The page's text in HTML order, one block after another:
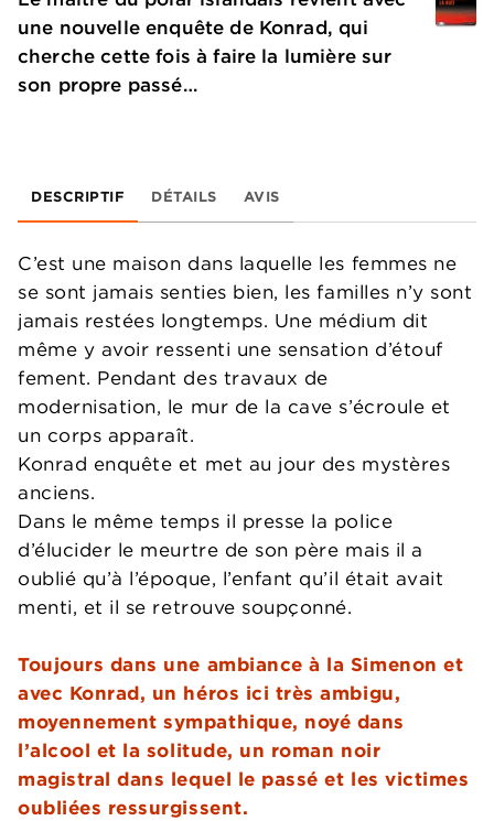
une nouvelle enquête de Konrad, qui
cherche cette fois à faire la lumière sur
son propre passé…
DESCRIPTIF DÉTAILS AVIS
C’est une maison dans laquelle les femmes ne
se sont jamais senties bien, les familles n’y sont
jamais restées longtemps. Une médium dit
même y avoir ressenti une sensation d’étouf
fement. Pendant des travaux de
modernisation, le mur de la cave s’écroule et
un corps apparaît.
Konrad enquête et met au jour des mystères
anciens.
Dans le même temps il presse la police
d’élucider le meurtre de son père mais il a
oublié qu’à l’époque, l’enfant qu’il était avait
menti, et il se retrouve soupçonné.
Toujours dans une ambiance à la Simenon et
avec Konrad, un héros ici très ambigu,
moyennement sympathique, noyé dans
l’alcool et la solitude, un roman noir
magistral dans lequel le passé et les victimes
oubliées ressurgissent.